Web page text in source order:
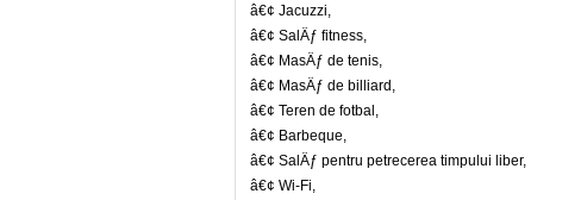
â€¢ Jacuzzi,
â€¢ SalÄƒ fitness,
â€¢ MasÄƒ de tenis,
â€¢ MasÄƒ de billiard,
â€¢ Teren de fotbal,
â€¢ Barbeque,
â€¢ SalÄƒ pentru petrecerea timpului liber,
â€¢ Wi-Fi,